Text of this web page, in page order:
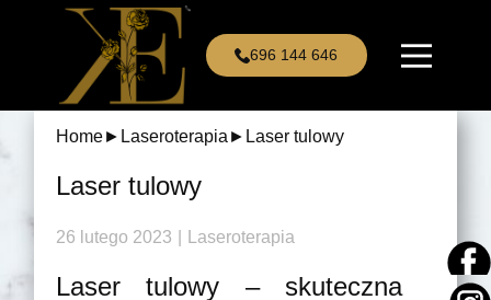
696 144 646
Home► Laseroterapia ► Laser tulowy
Laser tulowy
26 lutego 2023 Laseroterapia
Laser tulowy – skuteczna